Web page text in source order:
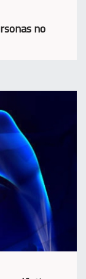
no